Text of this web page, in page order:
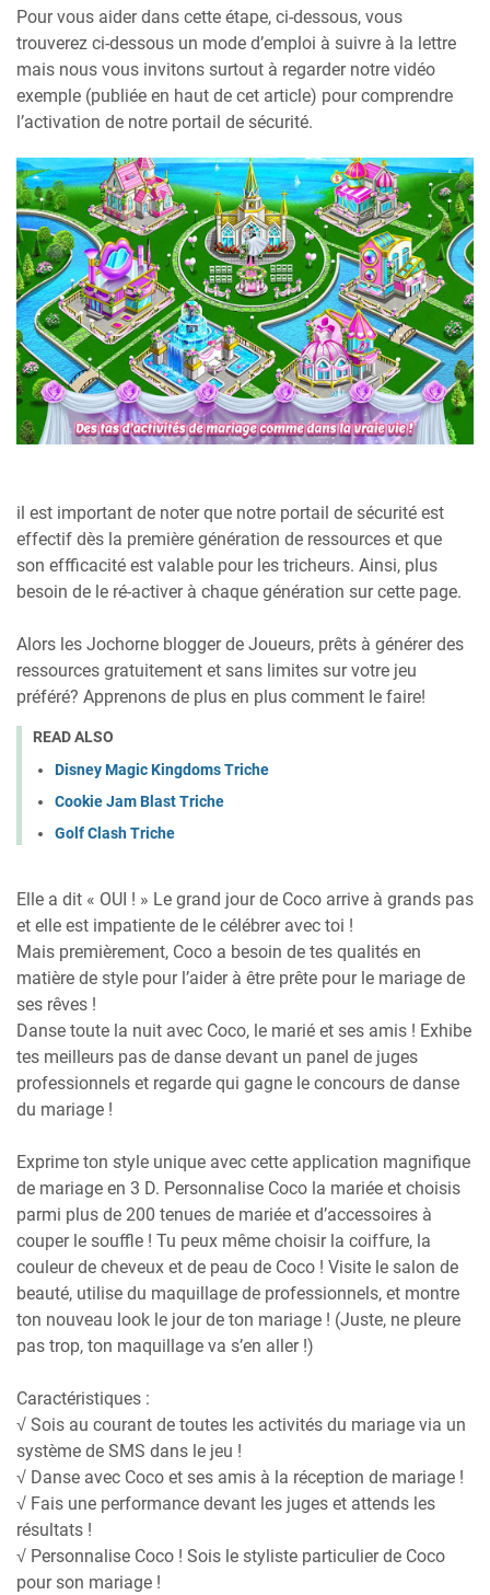
Pour vous aider dans cette étape, ci-dessous, vous
trouverez ci-dessous un mode d’emploi à suivre à la lettre
mais nous vous invitons surtout à regarder notre vidéo
exemple (publiée en haut de cet article) pour comprendre
l’activation de notre portail de sécurité.
il est important de noter que notre portail de sécurité est
effectif dès la première génération de ressources et que
son effficacité est valable pour les tricheurs. Ainsi, plus
besoin de le ré-activer à chaque génération sur cette page.
Alors les Jochorne blogger de Joueurs, prêts à générer des
ressources gratuitement et sans limites sur votre jeu
préféré? Apprenons de plus en plus comment le faire!
READ ALSO
Disney Magic Kingdoms Triche
Cookie Jam Blast Triche
Golf Clash Triche
Elle a dit « OUI ! » Le grand jour de Coco arrive à grands pas
et elle est impatiente de le célébrer avec toi !
Mais premièrement, Coco a besoin de tes qualités en
matière de style pour l’aider à être prête pour le mariage de
ses rêves !
Danse toute la nuit avec Coco, le marié et ses amis ! Exhibe
tes meilleurs pas de danse devant un panel de juges
professionnels et regarde qui gagne le concours de danse
du mariage !
Exprime ton style unique avec cette application magnifique
de mariage en 3 D. Personnalise Coco la mariée et choisis
parmi plus de 200 tenues de mariée et d’accessoires à
couper le souffle ! Tu peux même choisir la coiffure, la
couleur de cheveux et de peau de Coco ! Visite le salon de
beauté, utilise du maquillage de professionnels, et montre
ton nouveau look le jour de ton mariage ! (Juste, ne pleure
pas trop, ton maquillage va s’en aller !)
Caractéristiques :
√ Sois au courant de toutes les activités du mariage via un
système de SMS dans le jeu !
√ Danse avec Coco et ses amis à la réception de mariage !
√ Fais une performance devant les juges et attends les
résultats !
√ Personnalise Coco ! Sois le styliste particulier de Coco
pour son mariage !